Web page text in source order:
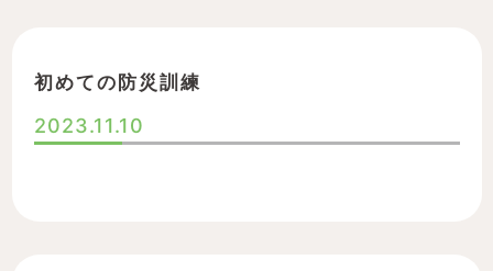
初めての防災訓練
2023.11.10